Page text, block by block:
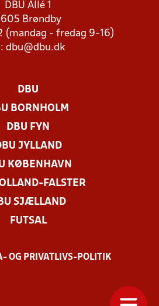
DBU Allé 1
Brøndby
(mandag - fredag 9-16)
dbu@dbu.dk
DBU
BORNHOLM
DBU FYN
JYLLAND
KØBENHAVN
FALSTER
SJÆLLAND
FUTSAL
OG PRIVATLIVS-POLITIK